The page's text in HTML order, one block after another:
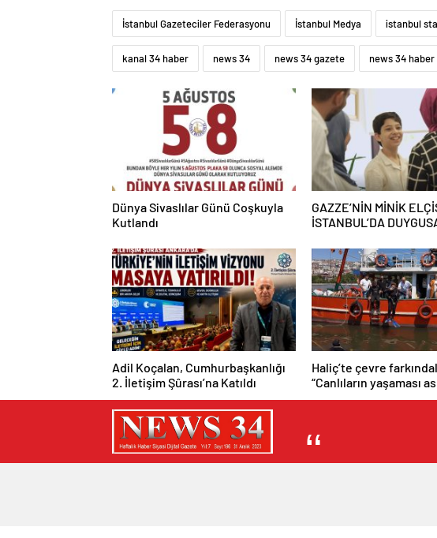
İstanbul Gazeteciler Federasyonu İstanbul Medya istanbul
kanal 34 haber news 34 news 34 gazete news 34 haber
Dünya Sivaslılar Günü Coşkuyla
Kutlandı
GAZZE’NİN MİNİK
İSTANBUL’DA
Adil Koçalan, Cumhurbaşkanlığı
2. İletişim Şûrası’na Katıldı
Haliç’te çevre
“Canlıların yaşaması
mümkün değil”